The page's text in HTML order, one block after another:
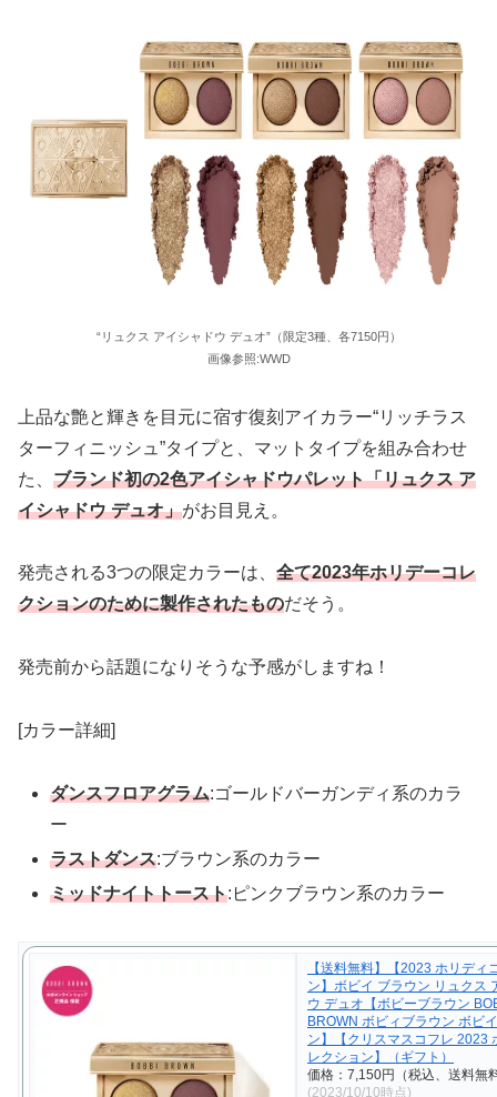
“リュクス アイシャドウ デュオ”（限定3種、各7150円）
画像参照:WWD
上品な艶と輝きを⽬元に宿す復刻アイカラー“リッチラス
ターフィニッシュ”タイプと、マットタイプを組み合わせ
た、 ブランド初の2色アイシャドウパレット「リュクス ア
イシャドウ デュオ」がお目見え。
発売される3つの限定カラーは、 全て2023年ホリデーコレ
クションのために製作されたものだそう。
発売前から話題になりそうな予感がしますね！
[カラー詳細]
ダンスフロアグラム:ゴールドバーガンディ系のカラ
ー
ラストダンス:ブラウン系のカラー
ミッドナイトトースト:ピンクブラウン系のカラー
【送料無料】【2023 ホリディ
ン】ボビイ ブラウン リュクス
ウ デュオ【ボビーブラウン
BROWN ボビィブラウン ボビ
ン】【クリスマスコフレ 2023
レクション】（ギフト）
価格：7,150円（税込、送料無
(2023/10/10時点)